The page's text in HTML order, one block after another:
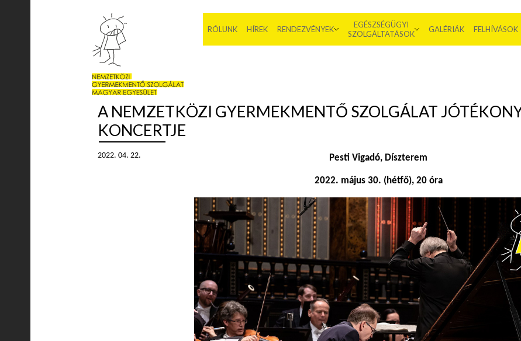
RÓLUNK HÍREK RENDEZVÉNYEK
EGÉSZSÉGÜGYI
SZOLGÁLTATÁSOK
GALÉRIÁK FELHÍVÁSOK
A NEMZETKÖZI GYERMEKMENTŐ SZOLGÁLAT
KONCERTJE
2022. 04. 22. Pesti Vigadó, Díszterem
2022. május 30. (hétfő), 20 óra